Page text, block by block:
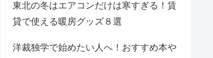
東北の冬はエアコンだけは寒すぎる！賃
貸で使える暖房グッズ８選
洋裁独学で始めたい人へ！おすすめ本や